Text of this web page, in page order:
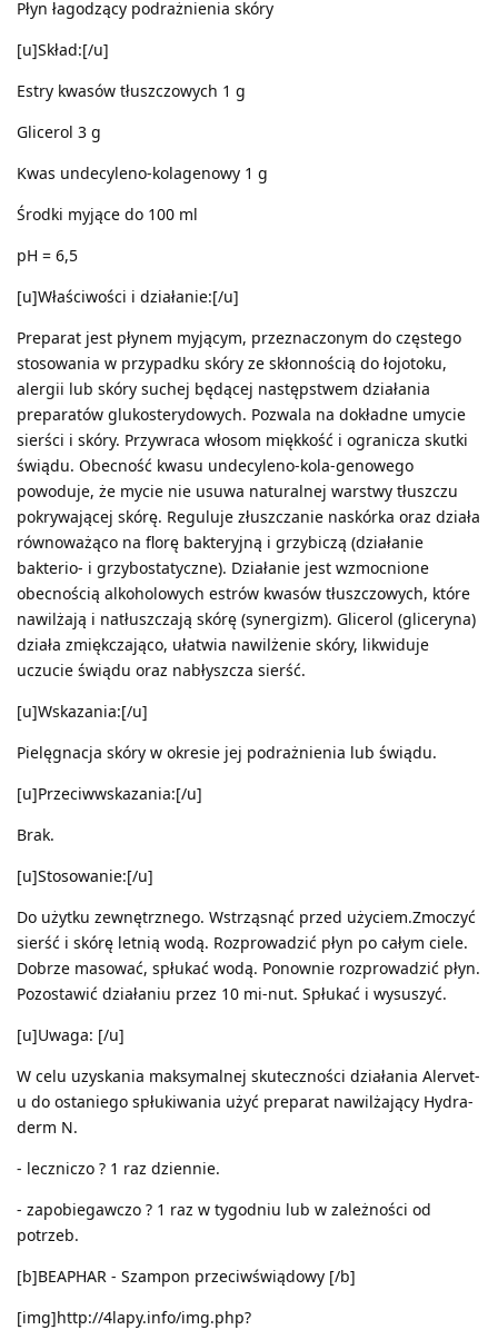
Płyn łagodzący podrażnienia skóry
[u]Skład:[/u]
Estry kwasów tłuszczowych 1 g
Glicerol 3 g
Kwas undecyleno-kolagenowy 1 g
Środki myjące do 100 ml
pH = 6,5
[u]Właściwości i działanie:[/u]
Preparat jest płynem myjącym, przeznaczonym do częstego
stosowania w przypadku skóry ze skłonnością do łojotoku,
alergii lub skóry suchej będącej następstwem działania
preparatów glukosterydowych. Pozwala na dokładne umycie
sierści i skóry. Przywraca włosom miękkość i ogranicza skutki
świądu. Obecność kwasu undecyleno-kola-genowego
powoduje, że mycie nie usuwa naturalnej warstwy tłuszczu
pokrywającej skórę. Reguluje złuszczanie naskórka oraz działa
równoważąco na florę bakteryjną i grzybiczą (działanie
bakterio- i grzybostatyczne). Działanie jest wzmocnione
obecnością alkoholowych estrów kwasów tłuszczowych, które
nawilżają i natłuszczają skórę (synergizm). Glicerol (gliceryna)
działa zmiękczająco, ułatwia nawilżenie skóry, likwiduje
uczucie świądu oraz nabłyszcza sierść.
[u]Wskazania:[/u]
Pielęgnacja skóry w okresie jej podrażnienia lub świądu.
[u]Przeciwwskazania:[/u]
Brak.
[u]Stosowanie:[/u]
Do użytku zewnętrznego. Wstrząsnąć przed użyciem.Zmoczyć
sierść i skórę letnią wodą. Rozprowadzić płyn po całym ciele.
Dobrze masować, spłukać wodą. Ponownie rozprowadzić płyn.
Pozostawić działaniu przez 10 mi-nut. Spłukać i wysuszyć.
[u]Uwaga: [/u]
W celu uzyskania maksymalnej skuteczności działania Alervet-
u do ostaniego spłukiwania użyć preparat nawilżający Hydra-
derm N.
- leczniczo ? 1 raz dziennie.
- zapobiegawczo ? 1 raz w tygodniu lub w zależności od
potrzeb.
[b]BEAPHAR - Szampon przeciwświądowy [/b]
[img]http://4lapy.info/img.php?